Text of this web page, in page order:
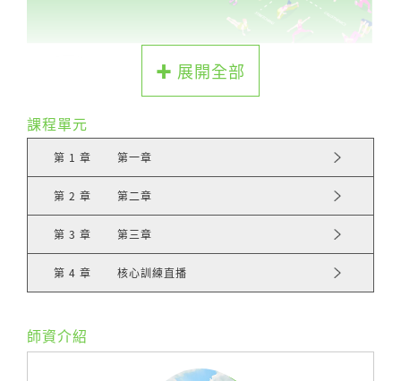
✚ 展開全部
課程單元
第 1 章 第一章
第 2 章 第二章
第 3 章 第三章
第 4 章 核心訓練直播
師資介紹